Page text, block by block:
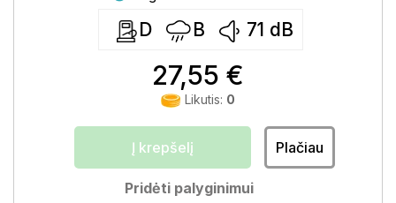
D B 71 dB
27,55 €
Likutis: 0
Į krepšelį Plačiau
Pridėti palyginimui